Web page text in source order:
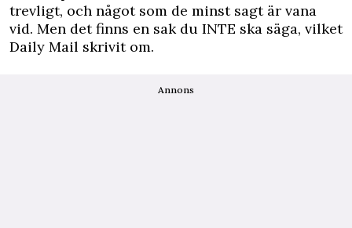
trevligt, och något som de minst sagt är vana
vid. Men det finns en sak du INTE ska säga, vilket
Daily Mail skrivit om.
Annons